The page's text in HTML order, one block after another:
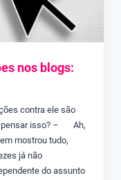
nos blogs:
contra ele são
pensar isso? – Ah,
mostrou tudo,
já não
do assunto